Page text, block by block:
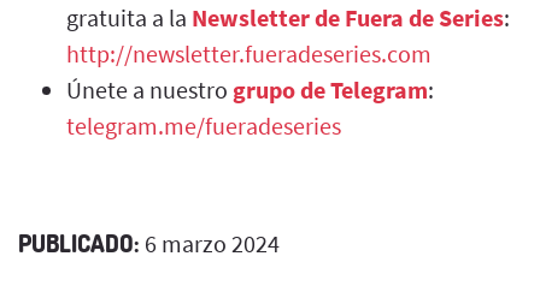
gratuita a la Newsletter de Fuera de Series:
http://newsletter.fueradeseries.com
Únete a nuestro grupo de Telegram:
telegram.me/fueradeseries
PUBLICADO: 6 marzo 2024